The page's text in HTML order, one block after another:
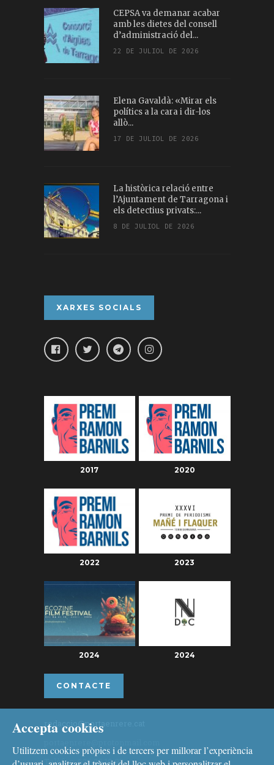
CEPSA va demanar acabar
amb les dietes del consell
d’administració del...
22 DE JULIOL DE 2026
Elena Gavaldà: «Mirar els
polítics a la cara i dir-los
allò...
17 DE JULIOL DE 2026
La històrica relació entre
l’Ajuntament de Tarragona i
els detectius privats:...
8 DE JULIOL DE 2026
XARXES SOCIALS
2017 2020
2022 2023
2024 2024
CONTACTE
redaccio@portaenrere.cat
Telèfon: 626 26 19 93
Accepta cookies
Utilitzem cookies pròpies i de tercers per millorar l’experiència